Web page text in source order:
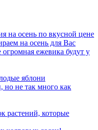
на осень по вкусной цене
на осень для Вас
ежевика будут у
яблони
но не так много как
растений, которые